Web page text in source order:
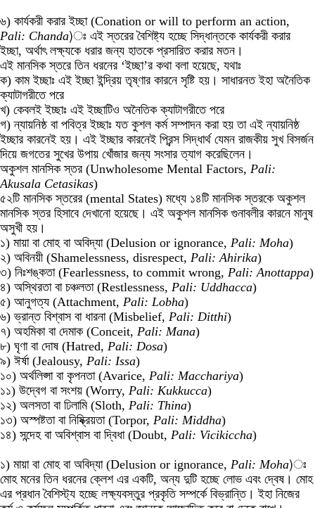
৬) কার্যকরী করার ইচ্ছা (Conation or will to perform an action,
Pali: Chanda)ঃ এই স্তরের বৈশিষ্ট্য হচ্ছে সিদ্ধান্তকে কার্যকরী করার
ইচ্ছা, অর্থাৎ লক্ষ্যকে ধরার জন্য হাতকে প্রসারিত করার মতন।
এই মানসিক স্তরে তিন ধরনের ‘ইচ্ছা’র কথা বলা হয়েছে, যথাঃ
ক) কাম ইচ্ছাঃ এই ইচ্ছা ইন্দ্রিয় তৃষ্ণার কারনে সৃষ্টি হয়। সাধারনত ইহা অনৈতিক
ক্যাটাগরীতে পরে
খ) কেবলই ইচ্ছাঃ এই ইচ্ছাটিও অনৈতিক ক্যাটাগরীতে পরে
গ) ন্যায়নিষ্ঠ বা পবিত্র ইচ্ছাঃ যত কুশল কর্ম সম্পাদন করা হয় তা এই ন্যায়নিষ্ঠ
ইচ্ছার কারনেই হয়। এই ইচ্ছার কারনেই প্রিন্স সিদ্ধার্থ যেমন রাজকীয় সুখ বিসর্জন
দিয়ে জগতের সুখের উপায় খোঁজার জন্য সংসার ত্যাগ করেছিলেন।
অকুশল মানসিক স্তর (Unwholesome Mental Factors, Pali:
Akusala Cetasikas)
৫২টি মানসিক স্তরের (mental States) মধ্যে ১৪টি মানসিক স্তরকে অকুশল
মানসিক স্তর হিসাবে দেখানো হয়েছে। এই অকুশল মানসিক গুনাবলীর কারনে মানুষ
অসুখী হয়।
১) মায়া বা মোহ বা অবিদ্যা (Delusion or ignorance, Pali: Moha)
২) অবিনয়ী (Shamelessness, disrespect, Pali: Ahirika)
৩) নিঃশঙ্কতা (Fearlessness, to commit wrong, Pali: Anottappa)
৪) অস্থিরতা বা চঞ্চলতা (Restlessness, Pali: Uddhacca)
৫) আনুগত্য (Attachment, Pali: Lobha)
৬) ভ্রান্ত বিশ্বাস বা ধারনা (Misbelief, Pali: Ditthi)
৭) অহমিকা বা দেমাক (Conceit, Pali: Mana)
৮) ঘৃণা বা দোষ (Hatred, Pali: Dosa)
৯) ঈর্ষা (Jealousy, Pali: Issa)
১০) অর্থলিপ্সা বা কৃপনতা (Avarice, Pali: Macchariya)
১১) উদ্বেগ বা সংশয় (Worry, Pali: Kukkucca)
১২) অলসতা বা ঢিলামি (Sloth, Pali: Thina)
১৩) অস্পষ্টতা বা নিষ্ক্রিয়তা (Torpor, Pali: Middha)
১৪) সন্দেহ বা অবিশ্বাস বা দ্বিধা (Doubt, Pali: Vicikiccha)
১) মায়া বা মোহ বা অবিদ্যা (Delusion or ignorance, Pali: Moha)ঃ
মোহ মনের তিন ধরনের ক্লেশ এর একটি, অন্য দুটি হচ্ছে লোভ এবং দ্বেষ। মোহ
এর প্রধান বৈশিস্ট্য হচ্ছে লক্ষ্যবস্তুর প্রকৃতি সম্পর্কে বিভ্রান্তি। ইহা নিজের